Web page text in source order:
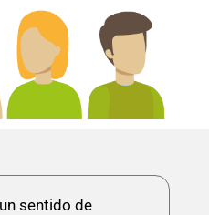
sentido de